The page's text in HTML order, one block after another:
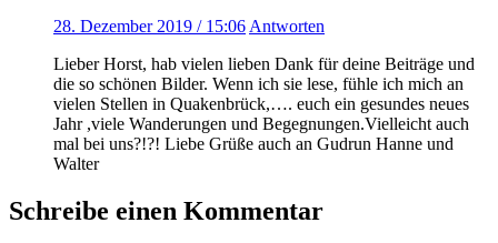
28. Dezember 2019 / 15:06 Antworten
Lieber Horst, hab vielen lieben Dank für deine Beiträge und
die so schönen Bilder. Wenn ich sie lese, fühle ich mich an
vielen Stellen in Quakenbrück,…. euch ein gesundes neues
Jahr ,viele Wanderungen und Begegnungen.Vielleicht auch
mal bei uns?!?! Liebe Grüße auch an Gudrun Hanne und
Walter
Schreibe einen Kommentar